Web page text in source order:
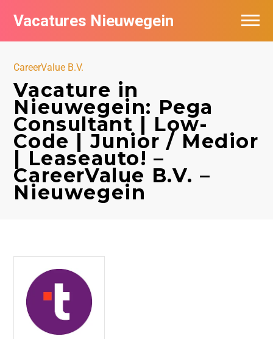
Vacatures Nieuwegein
CareerValue B.V.
Vacature in
Nieuwegein: Pega
Consultant | Low-
Code | Junior / Medior
| Leaseauto! –
CareerValue B.V. –
Nieuwegein
Vacatures per bedrijf in Nieuwegein